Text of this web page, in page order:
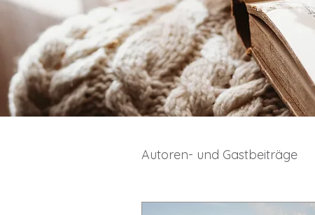
Autoren- und Gastbeiträge